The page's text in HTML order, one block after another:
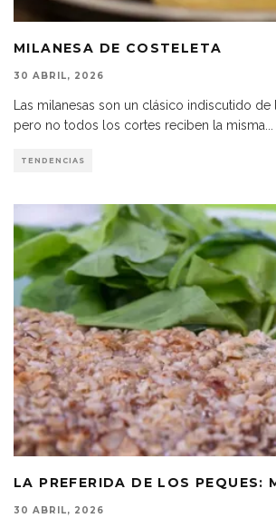
MILANESA DE COSTELETA
30 ABRIL, 2026
Las milanesas son un clásico indiscutido de
pero no todos los cortes reciben la misma
TENDENCIAS
LA PREFERIDA DE LOS PEQUES:
30 ABRIL, 2026